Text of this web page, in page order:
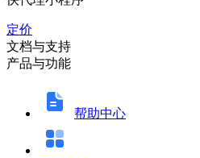
定价
文档与支持
产品与功能
帮助中心